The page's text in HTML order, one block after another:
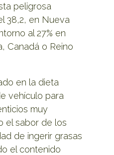
peligrosa
38,2, en Nueva
al 27% en
Canadá o Reino
en la dieta
vehículo para
muy
el sabor de los
de ingerir grasas
el contenido